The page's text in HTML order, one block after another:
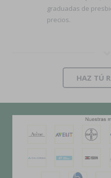
graduadas de
precios.
HAZ TÚ